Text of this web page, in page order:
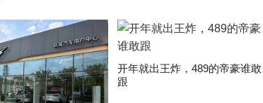
开年就出王炸，489的帝豪谁敢
跟